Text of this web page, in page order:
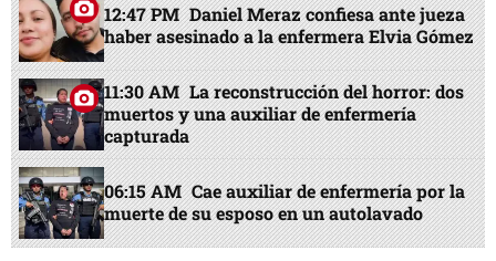
12:47 PM Daniel Meraz confiesa ante jueza
haber asesinado a la enfermera Elvia Gómez
11:30 AM La reconstrucción del horror: dos
muertos y una auxiliar de enfermería
capturada
06:15 AM Cae auxiliar de enfermería por la
muerte de su esposo en un autolavado